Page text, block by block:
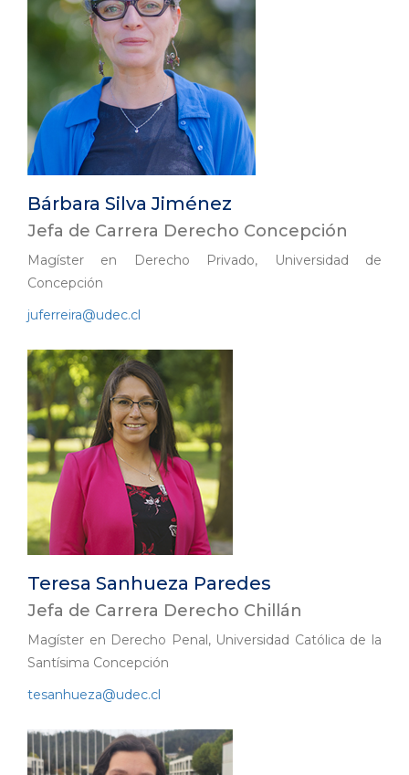
Bárbara Silva Jiménez
Jefa de Carrera Derecho Concepción
Magíster en Derecho Privado, Universidad de
Concepción
juferreira@udec.cl
Teresa Sanhueza Paredes
Jefa de Carrera Derecho Chillán
Magíster en Derecho Penal, Universidad Católica de la
Santísima Concepción
tesanhueza@udec.cl